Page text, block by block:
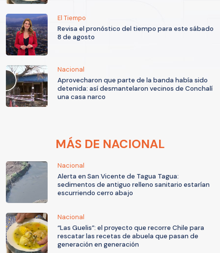
El Tiempo
Revisa el pronóstico del tiempo para este sábado
8 de agosto
Nacional
Aprovecharon que parte de la banda había sido
detenida: así desmantelaron vecinos de Conchalí
una casa narco
MÁS DE NACIONAL
Nacional
Alerta en San Vicente de Tagua Tagua:
sedimentos de antiguo relleno sanitario estarían
escurriendo cerro abajo
Nacional
“Las Guelis”: el proyecto que recorre Chile para
rescatar las recetas de abuela que pasan de
generación en generación